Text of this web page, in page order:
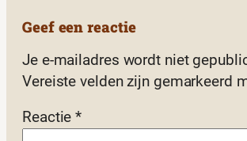
Geef een reactie
Je e-mailadres wordt niet
Vereiste velden zijn gemarkeerd
Reactie*